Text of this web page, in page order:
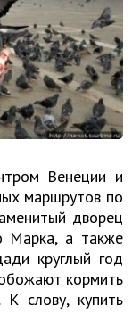
Венеции и
маршрутов по
дворец
Марка, а также
круглый год
кормить
слову, купить